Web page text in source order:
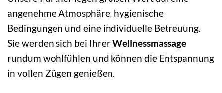
angenehme Atmosphäre, hygienische
Bedingungen und eine individuelle Betreuung.
Sie werden sich bei IhrerWellnessmassage
rundum wohlfühlen und können die Entspannung
in vollen Zügen genießen.